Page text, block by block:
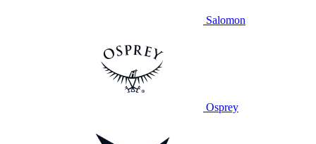
Salomon
Osprey